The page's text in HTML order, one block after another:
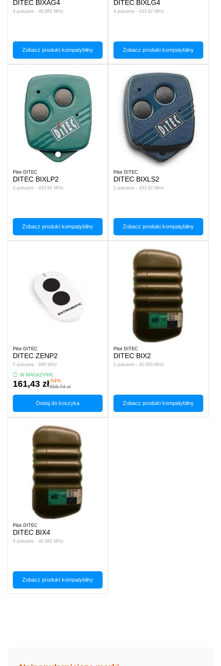
DITEC BIXAG4
4 pulsante - 40.685 MHz
Zobacz produkt kompatybilny
DITEC BIXLG4
4 pulsante - 433.92 MHz
Zobacz produkt kompatybilny
Pilot DITEC
DITEC BIXLP2
2 pulsante - 433.92 MHz
Zobacz produkt kompatybilny
Pilot DITEC
DITEC BIXLS2
2 pulsante - 433.92 MHz
Zobacz produkt kompatybilny
Pilot DITEC
DITEC ZENP2
2 pulsante - 868 MHz
W MAGAZYNIE
161,43 zł-54%
358,74 zł
Dodaj do koszyka
Pilot DITEC
DITEC BIX2
2 pulsante - 40.685 MHz
Zobacz produkt kompatybilny
Pilot DITEC
DITEC BIX4
4 pulsante - 40.685 MHz
Zobacz produkt kompatybilny